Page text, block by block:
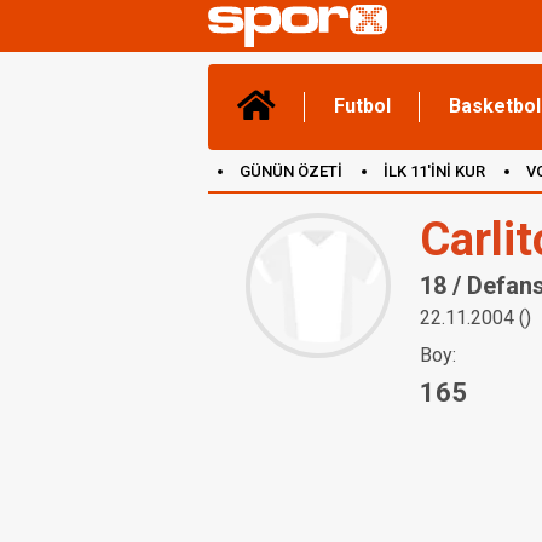
Futbol Basketbol
GÜNÜN ÖZETİ İLK 11'İNİ KUR
18 /
22.11.2004 ()
Boy:
165